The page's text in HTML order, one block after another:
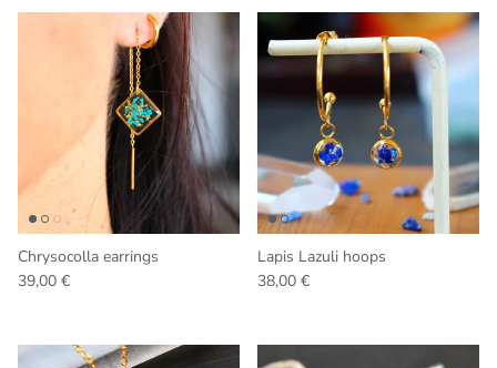
Chrysocolla earrings
Regular price
39,00 €
Lapis Lazuli hoops
Regular price
38,00 €